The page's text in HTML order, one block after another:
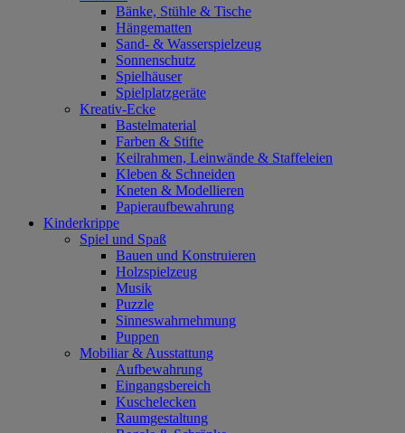
Bänke, Stühle & Tische
Hängematten
Sand- & Wasserspielzeug
Sonnenschutz
Spielhäuser
Spielplatzgeräte
Kreativ-Ecke
Bastelmaterial
Farben & Stifte
Keilrahmen, Leinwände & Staffeleien
Kleben & Schneiden
Kneten & Modellieren
Papieraufbewahrung
Kinderkrippe
Spiel und Spaß
Bauen und Konstruieren
Holzspielzeug
Musik
Puzzle
Sinneswahrnehmung
Puppen
Mobiliar & Ausstattung
Aufbewahrung
Eingangsbereich
Kuschelecken
Raumgestaltung